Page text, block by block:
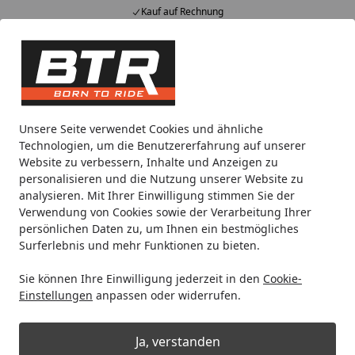
Unsere Seite verwendet Cookies und ähnliche
Technologien, um die Benutzererfahrung auf unserer
Website zu verbessern, Inhalte und Anzeigen zu
personalisieren und die Nutzung unserer Website zu
analysieren. Mit Ihrer Einwilligung stimmen Sie der
Verwendung von Cookies sowie der Verarbeitung Ihrer
persönlichen Daten zu, um Ihnen ein bestmögliches
Surferlebnis und mehr Funktionen zu bieten.
Sie können Ihre Einwilligung jederzeit in den Cookie-
Einstellungen anpassen oder widerrufen.
Ja, verstanden
Kauf auf Rechnung
Alle Produkte
Mein Konto
Suchen
Startseite
Motorradteile & Ersatzteile Kraftübertragung
Supersprox Alu-Kettenrad 520 46Z
(Blau)